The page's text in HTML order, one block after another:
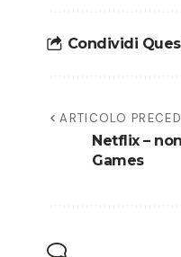
Condividi
ARTICOLO
Netflix –
Games